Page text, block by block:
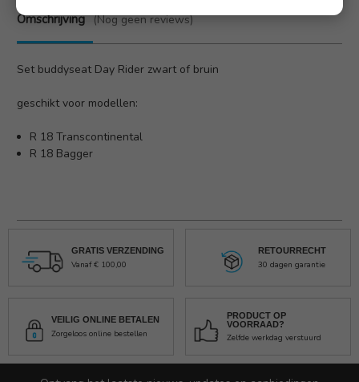
Omschrijving (Nog geen reviews)
Set buddyseat Day Rider zwart of bruin
geschikt voor modellen:
R 18 Transcontinental
R 18 Bagger
GRATIS VERZENDING
Vanaf € 100,00
RETOURRECHT
30 dagen garantie
VEILIG ONLINE BETALEN
Zorgeloos online bestellen
PRODUCT OP
VOORRAAD?
Zelfde werkdag verstuurd